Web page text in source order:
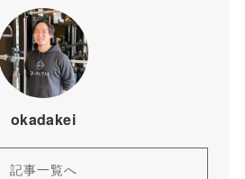
okadakei
記事一覧へ